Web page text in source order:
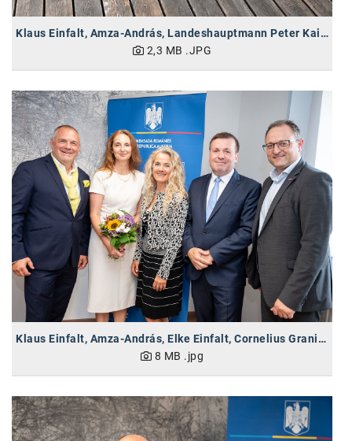
Klaus Einfalt, Amza-András, Landeshauptmann Peter Kaiser, Cornelius Granig (vlnr)
2,3 MB .JPG
Klaus Einfalt, Amza-András, Elke Einfalt, Cornelius Granig, Meinrad Höfferer (vlnr)
8 MB .jpg